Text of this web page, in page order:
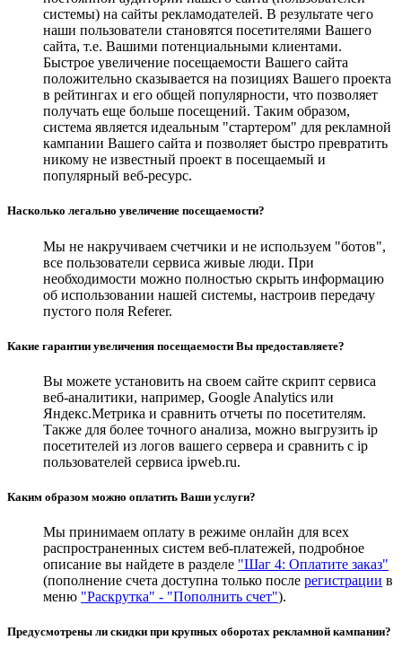
системы) на сайты рекламодателей. В результате чего
наши пользователи становятся посетителями Вашего
сайта, т.е. Вашими потенциальными клиентами.
Быстрое увеличение посещаемости Вашего сайта
положительно сказывается на позициях Вашего проекта
в рейтингах и его общей популярности, что позволяет
получать еще больше посещений. Таким образом,
система является идеальным "стартером" для рекламной
кампании Вашего сайта и позволяет быстро превратить
никому не известный проект в посещаемый и
популярный веб-ресурс.
Насколько легально увеличение посещаемости?
Мы не накручиваем счетчики и не используем "ботов",
все пользователи сервиса живые люди. При
необходимости можно полностью скрыть информацию
об использовании нашей системы, настроив передачу
пустого поля Referer.
Какие гарантии увеличения посещаемости Вы предоставляете?
Вы можете установить на своем сайте скрипт сервиса
веб-аналитики, например, Google Analytics или
Яндекс.Метрика и сравнить отчеты по посетителям.
Также для более точного анализа, можно выгрузить ip
посетителей из логов вашего сервера и сравнить с ip
пользователей сервиса ipweb.ru.
Каким образом можно оплатить Ваши услуги?
Мы принимаем оплату в режиме онлайн для всех
распространенных систем веб-платежей, подробное
описание вы найдете в разделе "Шаг 4: Оплатите заказ"
(пополнение счета доступна только после регистрации в
меню "Раскрутка" - "Пополнить счет").
Предусмотрены ли скидки при крупных оборотах рекламной кампании?